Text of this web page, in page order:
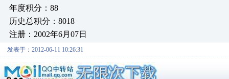
年度积分：88
历史总积分：8018
注册：2002年6月07日
发表于：2012-06-11 10:26:31